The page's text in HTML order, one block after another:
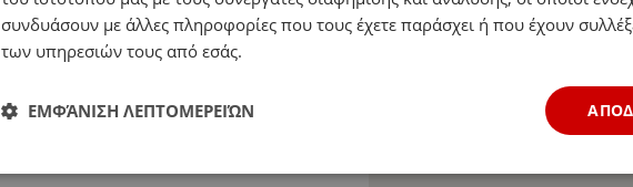
συνδυάσουν με άλλες πληροφορίες που τους έχετε παράσχει ή που έχουν
των υπηρεσιών τους από εσάς.
ΕΜΦΆΝΙΣΗ ΛΕΠΤΟΜΕΡΕΙΏΝ